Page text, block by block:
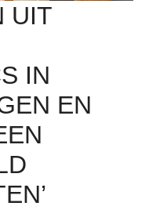
UIT
IN
EN